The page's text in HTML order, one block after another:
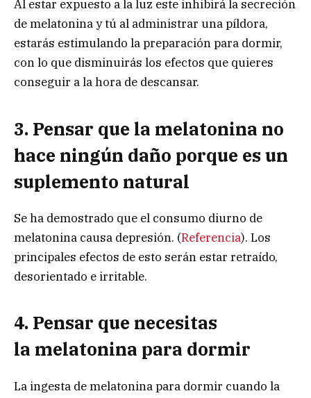
Al estar expuesto a la luz este inhibirá la secreción
de melatonina y tú al administrar una píldora,
estarás estimulando la preparación para dormir,
con lo que disminuirás los efectos que quieres
conseguir a la hora de descansar.
3. Pensar que la melatonina no
hace ningún daño porque es un
suplemento natural
Se ha demostrado que el consumo diurno de
melatonina causa depresión. (Referencia). Los
principales efectos de esto serán estar retraído,
desorientado e irritable.
4. Pensar que necesitas
la melatonina para dormir
La ingesta de melatonina para dormir cuando la